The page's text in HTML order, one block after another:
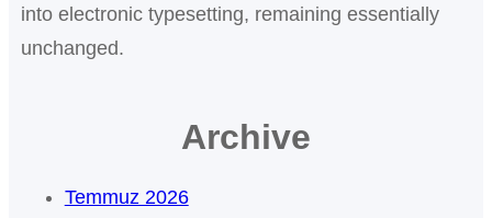
into electronic typesetting, remaining essentially
unchanged.
Archive
Temmuz 2026